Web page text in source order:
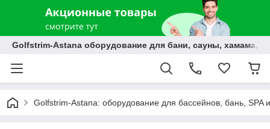
Golfstrim-Astana оборудование для бани, сауны, хамама,
Golfstrim-Astana: оборудование для бассейнов, бань, SPA